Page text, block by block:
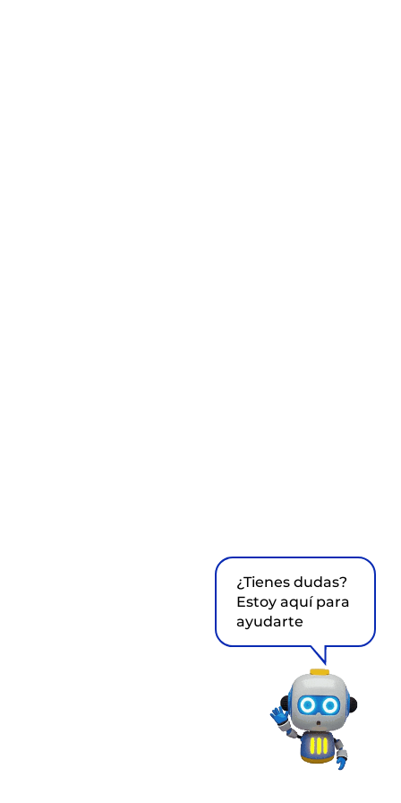
¿Tienes dudas?
Estoy aquí para
ayudarte